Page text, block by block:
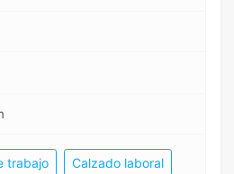
trabajo Calzado laboral